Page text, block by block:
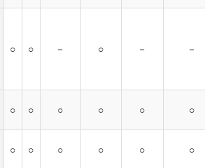
○ ○ － ○ － －
○ ○ ○ ○ ○ ○
○ ○ ○ ○ ○ ○